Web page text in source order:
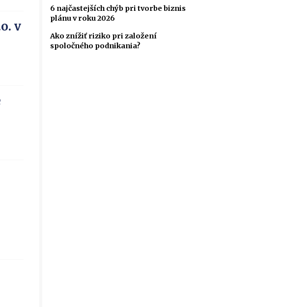
v
6 najčastejších chýb pri tvorbe biznis
plánu v roku 2026
Ako znížiť riziko pri založení
spoločného podnikania?